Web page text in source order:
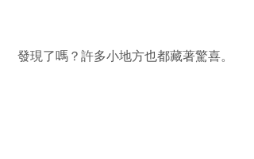
發現了嗎？許多小地方也都藏著驚喜。